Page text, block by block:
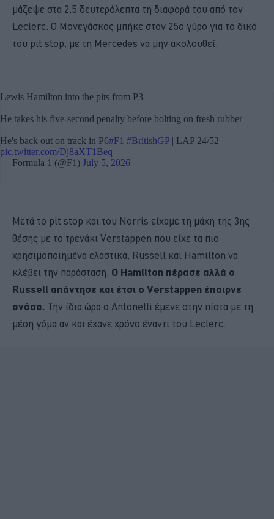
μάζεψε στα 2,5 δευτερόλεπτα τη διαφορά του από τον
Leclerc. Ο Μονεγάσκος μπήκε στον 25ο γύρο για το δικό
του pit stop, με τη Mercedes να μην ακολουθεί.
Μετά το pit stop και του Norris είχαμε τη μάχη της 3ης
θέσης με το τρενάκι Verstappen που είχε τα πιο
χρησιμοποιημένα ελαστικά, Russell και Hamilton να
κλέβει την παράσταση. Ο Hamilton πέρασε αλλά ο
Russell απάντησε και έτσι ο Verstappen έπαιρνε
ανάσα. Την ίδια ώρα ο Antonelli έμενε στην πίστα με τη
μέση γόμα αν και έχανε χρόνο έναντι του Leclerc.